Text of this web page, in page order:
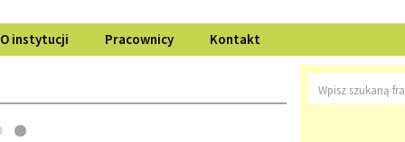
O instytucji Pracownicy Kontakt
Wyszukiwarka